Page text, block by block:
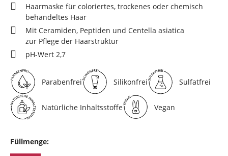
Haarmaske für coloriertes, trockenes oder chemisch
behandeltes Haar
Mit Ceramiden, Peptiden und Centella asiatica
zur Pflege der Haarstruktur
pH-Wert 2,7
Parabenfrei Silikonfrei Sulfatfrei
Natürliche Inhaltsstoffe Vegan
Füllmenge: